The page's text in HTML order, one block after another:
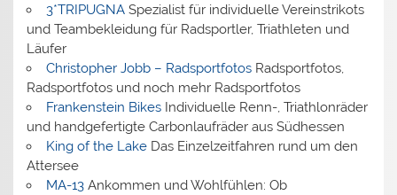
3*TRIPUGNASpezialist für individuelle Vereinstrikots
und Teambekleidung für Radsportler, Triathleten und
Läufer
Christopher Jobb – RadsportfotosRadsportfotos,
Radsportfotos und noch mehr Radsportfotos
Frankenstein BikesIndividuelle Renn-, Triathlonräder
und handgefertigte Carbonlaufräder aus Südhessen
King of the LakeDas Einzelzeitfahren rund um den
Attersee
MA-13Ankommen und Wohlfühlen: Ob